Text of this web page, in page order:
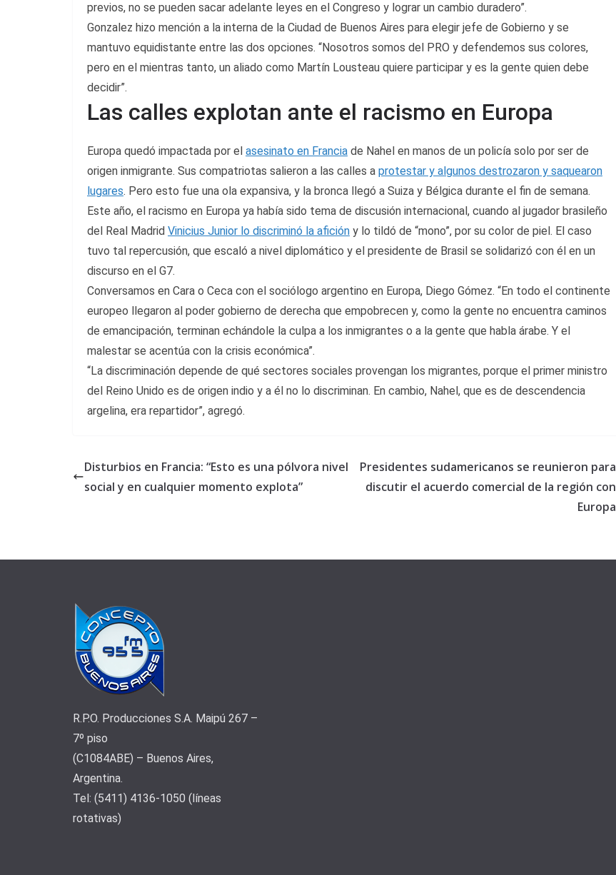
previos, no se pueden sacar adelante leyes en el Congreso y lograr un cambio duradero”.
Gonzalez hizo mención a la interna de la Ciudad de Buenos Aires para elegir jefe de Gobierno y se
mantuvo equidistante entre las dos opciones. “Nosotros somos del PRO y defendemos sus colores,
pero en el mientras tanto, un aliado como Martín Lousteau quiere participar y es la gente quien debe
decidir”.
Las calles explotan ante el racismo en Europa
Europa quedó impactada por el asesinato en Francia de Nahel en manos de un policía solo por ser de
origen inmigrante. Sus compatriotas salieron a las calles a protestar y algunos destrozaron y saquearon
lugares. Pero esto fue una ola expansiva, y la bronca llegó a Suiza y Bélgica durante el fin de semana.
Este año, el racismo en Europa ya había sido tema de discusión internacional, cuando al jugador brasileño
del Real Madrid Vinicius Junior lo discriminó la afición y lo tildó de “mono”, por su color de piel. El caso
tuvo tal repercusión, que escaló a nivel diplomático y el presidente de Brasil se solidarizó con él en un
discurso en el G7.
Conversamos en Cara o Ceca con el sociólogo argentino en Europa, Diego Gómez. “En todo el continente
europeo llegaron al poder gobierno de derecha que empobrecen y, como la gente no encuentra caminos
de emancipación, terminan echándole la culpa a los inmigrantes o a la gente que habla árabe. Y el
malestar se acentúa con la crisis económica”.
“La discriminación depende de qué sectores sociales provengan los migrantes, porque el primer ministro
del Reino Unido es de origen indio y a él no lo discriminan. En cambio, Nahel, que es de descendencia
argelina, era repartidor”, agregó.
Disturbios en Francia: “Esto es una pólvora nivel
social y en cualquier momento explota”
Presidentes sudamericanos se reunieron para
discutir el acuerdo comercial de la región con
Europa
R.P.O. Producciones S.A. Maipú 267 –
7º piso
(C1084ABE) – Buenos Aires,
Argentina.
Tel: (5411) 4136-1050 (líneas
rotativas)